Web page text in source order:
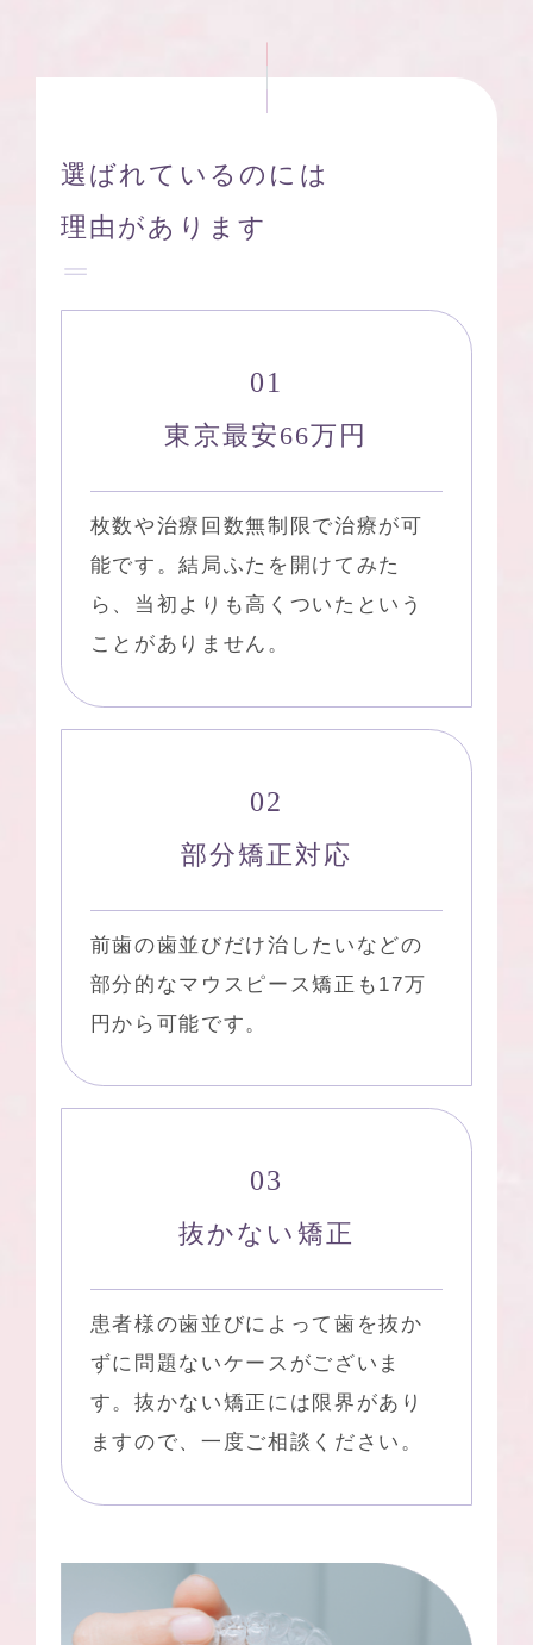
選ばれているのには
理由があります
東京最安66万円
枚数や治療回数無制限で治療が可
能です。結局ふたを開けてみた
ら、当初よりも高くついたという
ことがありません。
部分矯正対応
前歯の歯並びだけ治したいなどの
部分的なマウスピース矯正も17万
円から可能です。
抜かない矯正
患者様の歯並びによって歯を抜か
ずに問題ないケースがございま
す。抜かない矯正には限界があり
ますので、一度ご相談ください。